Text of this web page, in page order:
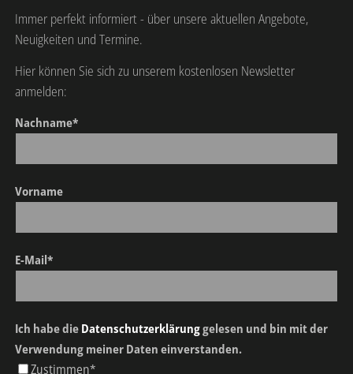
Immer perfekt informiert - über unsere aktuellen Angebote,
Neuigkeiten und Termine.
Hier können Sie sich zu unserem kostenlosen Newsletter
anmelden:
Nachname*
Vorname
E-Mail*
Ich habe die Datenschutzerklärunggelesen und bin mit der
Verwendung meiner Daten einverstanden.
Zustimmen*